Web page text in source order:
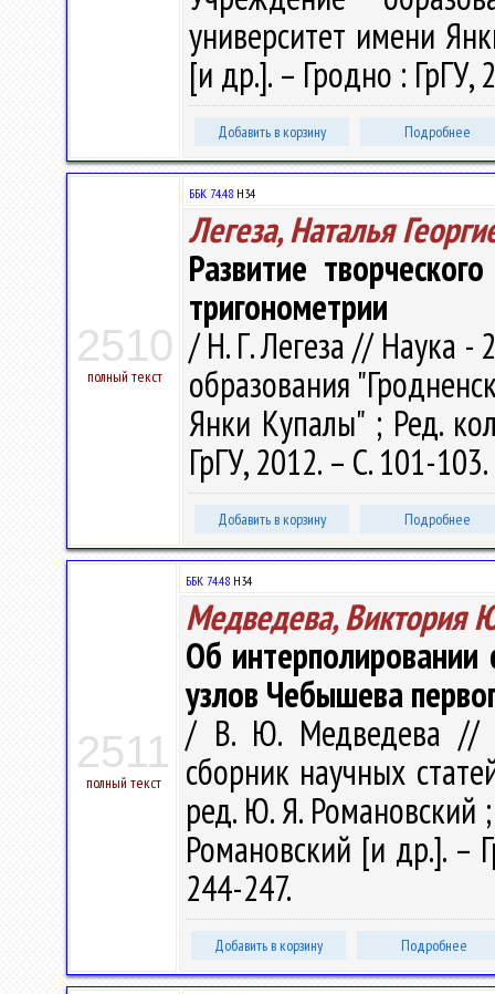
университет имени
[и др.]. – Гродно : ГрГУ,
Добавить в корзину Подробнее
2510
полный текст
ББК 74.48 Н34
Легеза, Наталья
Развитие
тригонометрии
/ Н. Г. Легеза // Наука -
образования
Янки Купалы" ; Ред.
ГрГУ, 2012. – С. 101-103.
Добавить в корзину Подробнее
2511
полный текст
ББК 74.48 Н34
Медведева, Виктория
Об
узлов Чебышева
/ В. Ю. Медведева //
сборник научных
ред. Ю. Я. Романовский
Романовский [и др.]. –
244-247.
Добавить в корзину Подробнее